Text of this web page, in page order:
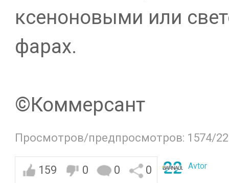
ксеноновыми или
фарах.
©️Коммерсант
Просмотров/предпросмотров: 1574/
159 0 0 0 Avtor